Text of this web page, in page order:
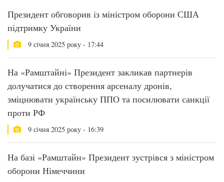
Президент обговорив із міністром оборони США
підтримку України
9 січня 2025 року - 17:44
На «Рамштайні» Президент закликав партнерів
долучатися до створення арсеналу дронів,
зміцнювати українську ППО та посилювати санкції
проти РФ
9 січня 2025 року - 16:39
На базі «Рамштайн» Президент зустрівся з міністром
оборони Німеччини